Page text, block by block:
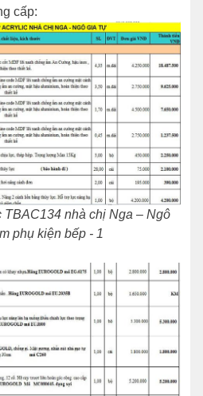
cấp:
TBAC134 nhà chị Nga – Ngô
phụ kiện bếp - 1